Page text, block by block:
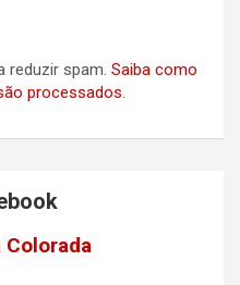
reduzir spam. Saiba como
processados.
Colorada